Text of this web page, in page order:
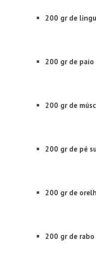
200 gr de
200 gr de paio
200 gr de
200 gr de pé
200 gr de
200 gr de